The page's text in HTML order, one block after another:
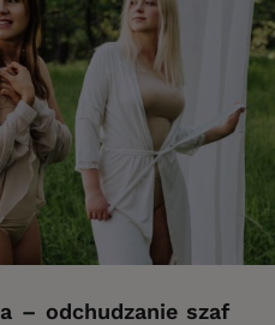
– odchudzanie szaf